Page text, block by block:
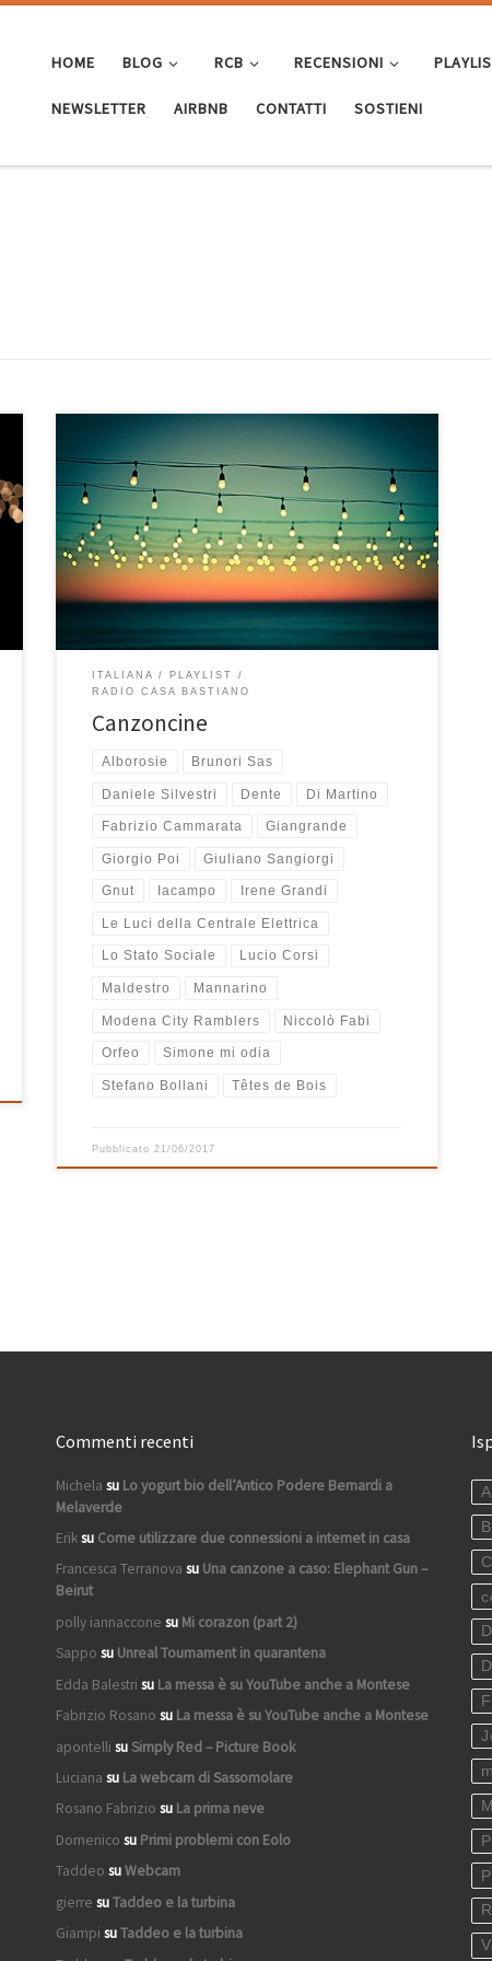
HOME BLOG RCB RECENSIONI
NEWSLETTER AIRBNB CONTATTI SOSTIENI
Sono 23 canzoncine italiane scelte tra i dischi che ho
ascoltato molto in questo inizio estate. Mi piace
chiamarle canzoncine perché non sono hit da
classifica, ma sono quasi tutte piccole e corte canzoni
che mi hanno saputo raccontare belle storie che mi
hanno colpito e fatto pensare. “Scrivo una canzoncina
[…]
ITALIANA
PLAYLIST
RADIO CASA BASTIANO
Canzoncine
Alborosie Brunori Sas
Daniele Silvestri Dente Di Martino
Fabrizio Cammarata Giangrande
Giorgio Poi Giuliano Sangiorgi
Gnut Iacampo Irene Grandi
Le Luci della Centrale Elettrica
Lo Stato Sociale Lucio Corsi
Maldestro Mannarino
Modena City Ramblers Niccolò Fabi
Orfeo Simone mi odia
Stefano Bollani Têtes de Bois
Pubblicato21/06/2017
Commenti recenti
Michela su Lo yogurt bio dell’Antico Podere Bernardi a
Melaverde
Eriksu Come utilizzare due connessioni a internet in casa
Francesca Terranova su Una canzone a caso: Elephant Gun –
Beirut
polly iannaccone su Mi corazon (part 2)
Sappo su Unreal Tournament in quarantena
Edda Balestri su La messa è su YouTube anche a Montese
Fabrizio Rosano su La messa è su YouTube anche a Montese
apontelli suSimply Red – Picture Book
Luciana su La webcam di Sassomolare
Rosano Fabrizio su La prima neve
Domenico su Primi problemi con Eolo
Taddeo suWebcam
gierre suTaddeo e la turbina
Giampi suTaddeo e la turbina